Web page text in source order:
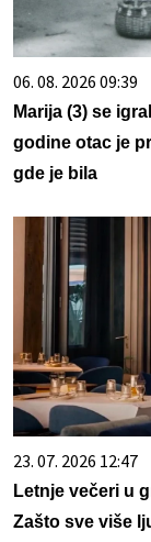
06. 08. 2026 09:39
Marija (3) se
godine otac je
gde je bila
23. 07. 2026 12:47
Letnje večeri u
Zašto sve više